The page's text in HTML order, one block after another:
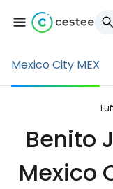
Mexico City MEX
Benito
Mexico
Log
... det